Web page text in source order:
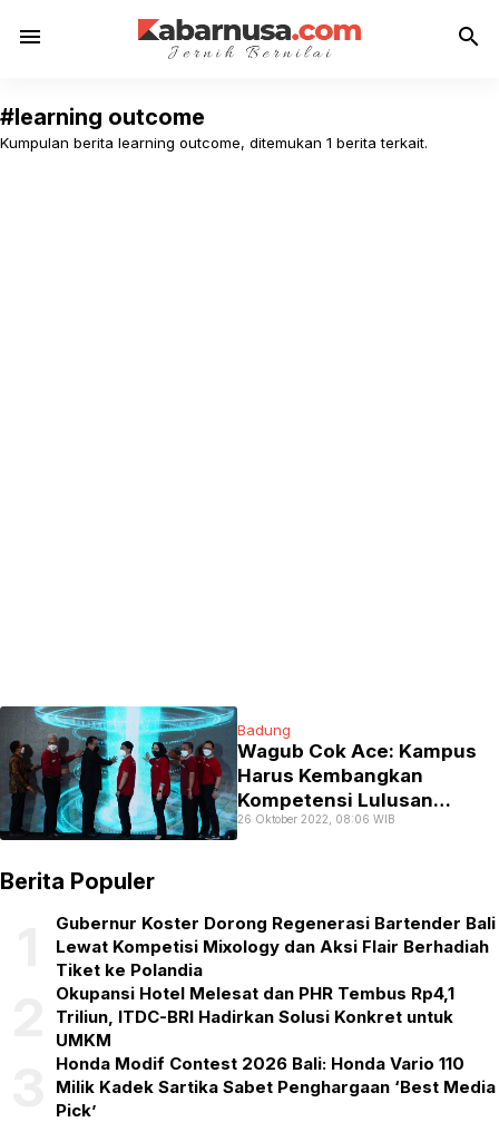
menu search
#learning outcome
Kumpulan berita learning outcome, ditemukan 1 berita terkait.
Badung
Wagub Cok Ace: Kampus
Harus Kembangkan
Kompetensi Lulusan
Sesuai Kebutuhan
26 Oktober 2022, 08:06 WIB
Berita Populer
Gubernur Koster Dorong Regenerasi Bartender Bali
Lewat Kompetisi Mixology dan Aksi Flair Berhadiah
Tiket ke Polandia
Okupansi Hotel Melesat dan PHR Tembus Rp4,1
Triliun, ITDC-BRI Hadirkan Solusi Konkret untuk
UMKM
Honda Modif Contest 2026 Bali: Honda Vario 110
Milik Kadek Sartika Sabet Penghargaan ‘Best Media
Pick’